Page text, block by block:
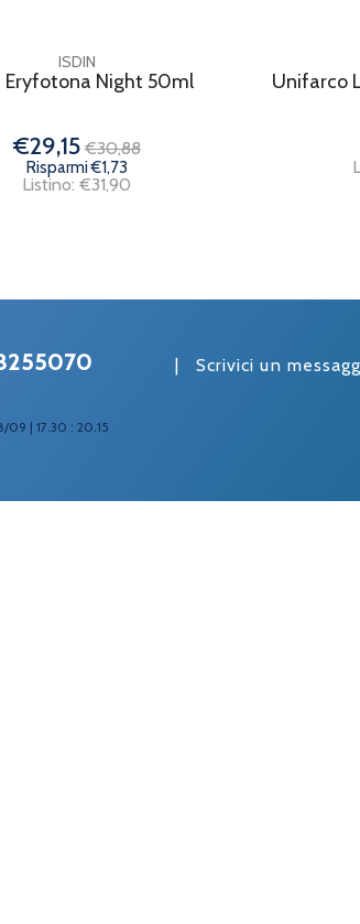
ISDIN
Eryfotona Night 50ml
€29,15 €30,88
Risparmi €1,73
Listino: €31,90
Unifarco
| 17.30 : 20.15
| Scrivici un